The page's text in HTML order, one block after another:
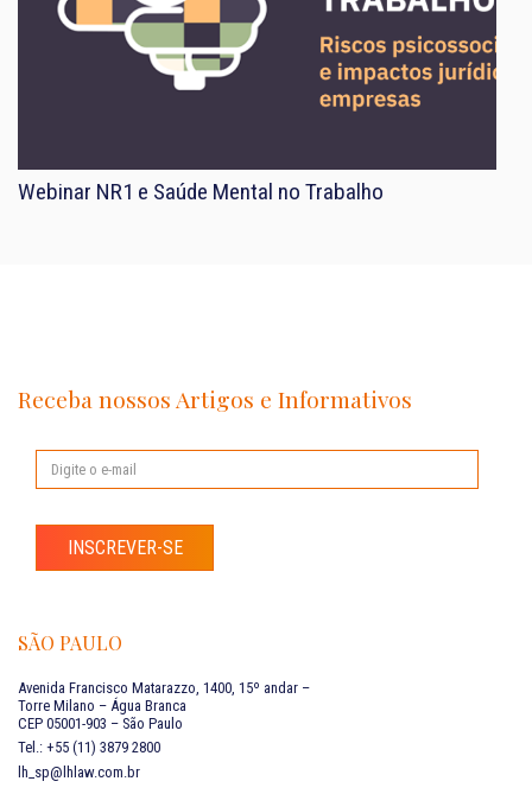
Webinar NR1 e Saúde Mental no Trabalho
Receba nossos Artigos e Informativos
INSCREVER-SE
SÃO PAULO
Avenida Francisco Matarazzo, 1400, 15º andar –
Torre Milano – Água Branca
CEP 05001-903 – São Paulo
Tel.: +55 (11) 3879 2800
lh_sp@lhlaw.com.br